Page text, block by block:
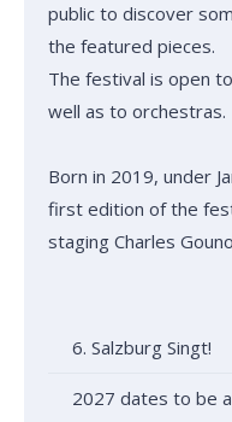
public to discover
the featured pieces.
The festival is open
well as to orchestras.
Born in 2019, under
first edition of the
staging Charles
6. Salzburg Singt!
2027 dates to be